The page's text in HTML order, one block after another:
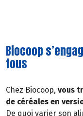
Biocoop
tous
Chez Biocoop, vous
de céréales en
De quoi varier son